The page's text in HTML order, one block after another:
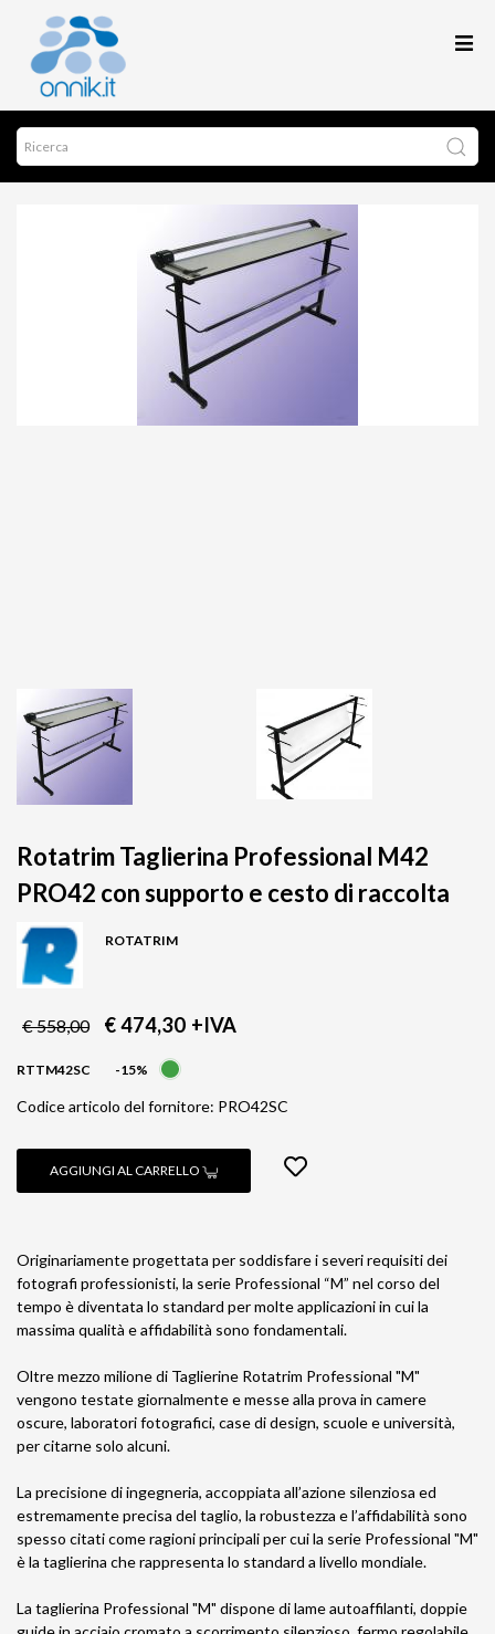
Rotatrim Taglierina Professional M42
PRO42 con supporto e cesto di raccolta
ROTATRIM
€ 558,00 € 474,30 +IVA
RTTM42SC -15%
Codice articolo del fornitore: PRO42SC
AGGIUNGI AL CARRELLO
Originariamente progettata per soddisfare i severi requisiti dei
fotografi professionisti, la serie Professional “M” nel corso del
tempo è diventata lo standard per molte applicazioni in cui la
massima qualità e affidabilità sono fondamentali.
Oltre mezzo milione di Taglierine Rotatrim Professional "M"
vengono testate giornalmente e messe alla prova in camere
oscure, laboratori fotografici, case di design, scuole e università,
per citarne solo alcuni.
La precisione di ingegneria, accoppiata all’azione silenziosa ed
estremamente precisa del taglio, la robustezza e l’affidabilità sono
spesso citati come ragioni principali per cui la serie Professional "M"
è la taglierina che rappresenta lo standard a livello mondiale.
La taglierina Professional "M" dispone di lame autoaffilanti, doppie